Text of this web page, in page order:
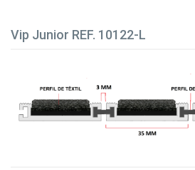
Vip Junior REF. 10122-L